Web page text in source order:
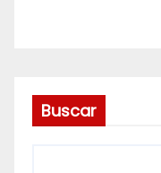
Buscar